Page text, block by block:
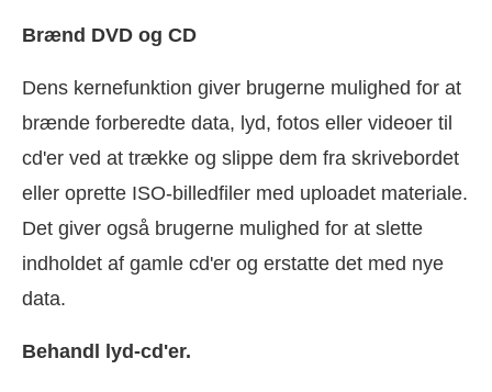
Brænd DVD og CD
Dens kernefunktion giver brugerne mulighed for at
brænde forberedte data, lyd, fotos eller videoer til
cd'er ved at trække og slippe dem fra skrivebordet
eller oprette ISO-billedfiler med uploadet materiale.
Det giver også brugerne mulighed for at slette
indholdet af gamle cd'er og erstatte det med nye
data.
Behandl lyd-cd'er.